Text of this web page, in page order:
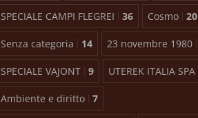
SPECIALE CAMPI FLEGREI 36 Cosmo 20
Senza categoria 14 23 novembre 1980
SPECIALE VAJONT 9 UTEREK ITALIA SPA
Ambiente e diritto 7